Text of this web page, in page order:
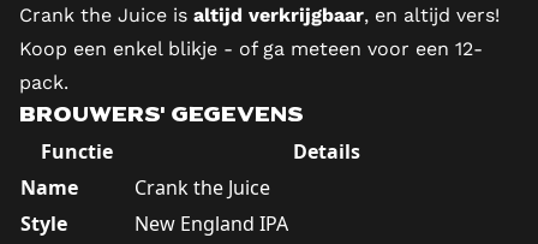
Crank the Juice is altijd verkrijgbaar, en altijd vers!
Koop een enkel blikje - of ga meteen voor een 12-
pack.
Brouwers' gegevens
Functie
Details
Name
Crank the Juice
Style
New England IPA